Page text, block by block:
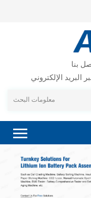
بنا
البريد الإلكتروني